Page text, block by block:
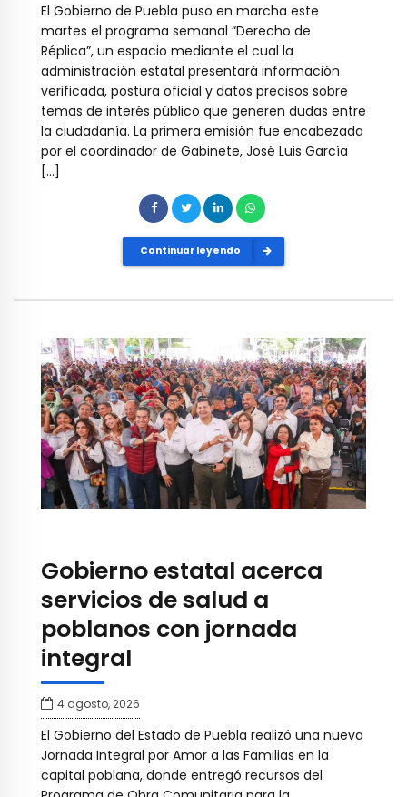
El Gobierno de Puebla puso en marcha este
martes el programa semanal “Derecho de
Réplica”, un espacio mediante el cual la
administración estatal presentará información
verificada, postura oficial y datos precisos sobre
temas de interés público que generen dudas entre
la ciudadanía. La primera emisión fue encabezada
por el coordinador de Gabinete, José Luis García
[…]
Continuar leyendo
Gobierno estatal acerca
servicios de salud a
poblanos con jornada
integral
4 agosto, 2026
El Gobierno del Estado de Puebla realizó una nueva
Jornada Integral por Amor a las Familias en la
capital poblana, donde entregó recursos del